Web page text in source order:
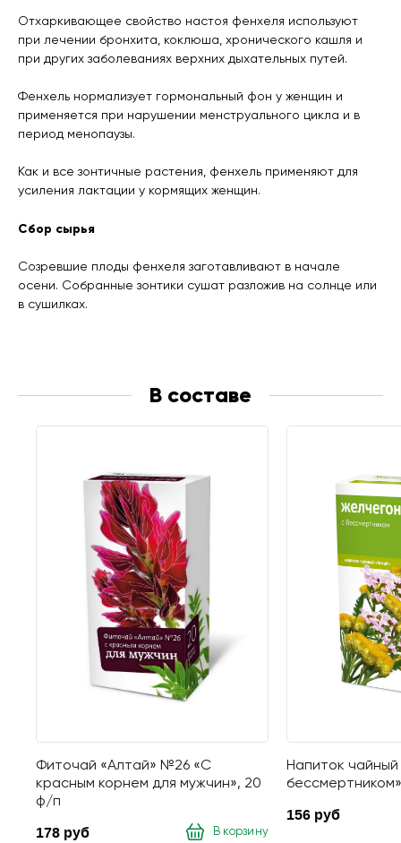
Отхаркивающее свойство настоя фенхеля используют
при лечении бронхита, коклюша, хронического кашля и
при других заболеваниях верхних дыхательных путей.
Фенхель нормализует гормональный фон у женщин и
применяется при нарушении менструального цикла и в
период менопаузы.
Как и все зонтичные растения, фенхель применяют для
усиления лактации у кормящих женщин.
Сбор сырья
Созревшие плоды фенхеля заготавливают в начале
осени. Собранные зонтики сушат разложив на солнце или
в сушилках.
В составе
Фиточай «Алтай» №26 «С
красным корнем для мужчин», 20
ф/п
178 руб В корзину
Напиток
156 руб